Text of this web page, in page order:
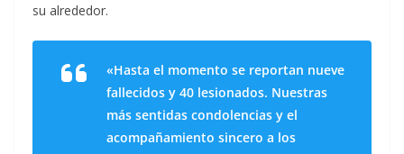
su alrededor.
«Hasta el momento se reportan nueve
fallecidos y 40 lesionados. Nuestras
más sentidas condolencias y el
acompañamiento sincero a los